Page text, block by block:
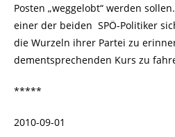
Posten „weggelobt“ werden
einer der beiden SPÖ-Politiker
die Wurzeln ihrer Partei zu
dementsprechenden Kurs zu
*****
2010-09-01